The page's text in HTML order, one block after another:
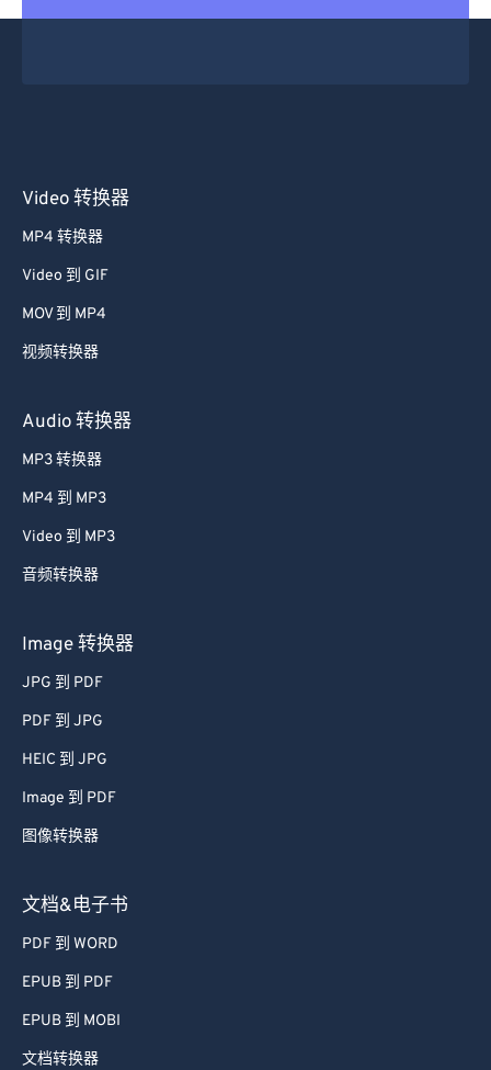
Video 转换器
MP4 转换器
Video 到 GIF
MOV 到 MP4
视频转换器
Audio 转换器
MP3 转换器
MP4 到 MP3
Video 到 MP3
音频转换器
Image 转换器
JPG 到 PDF
PDF 到 JPG
HEIC 到 JPG
Image 到 PDF
图像转换器
文档&电子书
PDF 到 WORD
EPUB 到 PDF
EPUB 到 MOBI
文档转换器